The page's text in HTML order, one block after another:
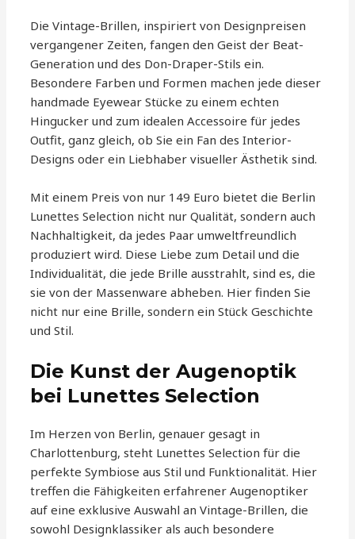
Die Vintage-Brillen, inspiriert von Designpreisen
vergangener Zeiten, fangen den Geist der Beat-
Generation und des Don-Draper-Stils ein.
Besondere Farben und Formen machen jede dieser
handmade Eyewear Stücke zu einem echten
Hingucker und zum idealen Accessoire für jedes
Outfit, ganz gleich, ob Sie ein Fan des Interior-
Designs oder ein Liebhaber visueller Ästhetik sind.
Mit einem Preis von nur 149 Euro bietet die Berlin
Lunettes Selection nicht nur Qualität, sondern auch
Nachhaltigkeit, da jedes Paar umweltfreundlich
produziert wird. Diese Liebe zum Detail und die
Individualität, die jede Brille ausstrahlt, sind es, die
sie von der Massenware abheben. Hier finden Sie
nicht nur eine Brille, sondern ein Stück Geschichte
und Stil.
Die Kunst der Augenoptik
bei Lunettes Selection
Im Herzen von Berlin, genauer gesagt in
Charlottenburg, steht Lunettes Selection für die
perfekte Symbiose aus Stil und Funktionalität. Hier
treffen die Fähigkeiten erfahrener Augenoptiker
auf eine exklusive Auswahl an Vintage-Brillen, die
sowohl Designklassiker als auch besondere